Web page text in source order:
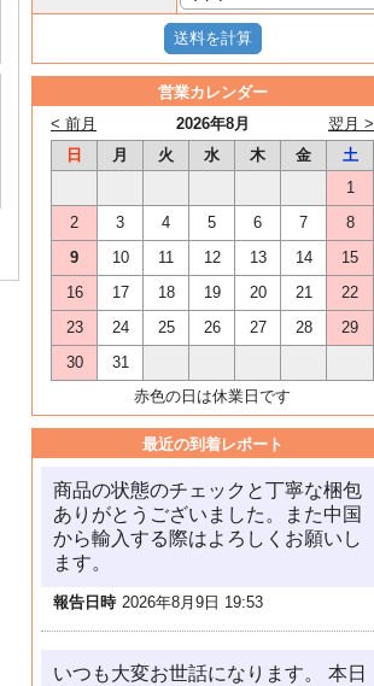
営業カレンダー
2026年8月
< 前月
翌月 >
日
月 火 水 木 金
土
1
2
3 4 5 6 7
8
9
10 11 12 13 14
15
16
17 18 19 20 21
22
23
24 25 26 27 28
29
30
31
赤色の日は休業日です
最近の到着レポート
商品の状態のチェックと丁寧な梱包
ありがとうございました。また中国
から輸入する際はよろしくお願いし
ます。
報告日時 2026年8月9日 19:53
いつも大変お世話になります。 本日